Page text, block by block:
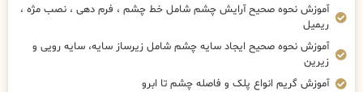
آموزش نحوه صحیح آرایش چشم شامل خط چشم ، فرم دهی ، نصب مژه ،
ریمیل
آموزش نحوه صحیح ایجاد سایه چشم شامل زیرساز سایه، سایه رویی و
زیرین
آموزش گریم انواع پلک و فاصله چشم تا ابرو